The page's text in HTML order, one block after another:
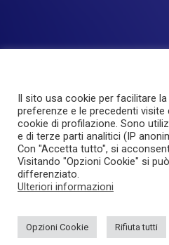
Le Aree I Prodotti
Investor Relations
© PITECO S.r.l - a socio unico - Via
P.IVA e C.F. 12668210961
di capitali):
Il sito usa cookie per facilitare
preferenze e le precedenti visite
cookie di profilazione. Sono
e di terze parti analitici (IP
Con "Accetta tutto", si
Visitando "Opzioni Cookie" si
differenziato.
Ulteriori informazioni
Opzioni Cookie Rifiuta tutti